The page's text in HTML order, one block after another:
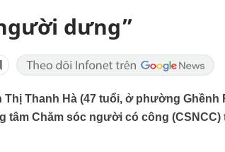
dưng”
Thị Thanh Hà (47 tuổi, ở phường
tâm Chăm sóc người có công